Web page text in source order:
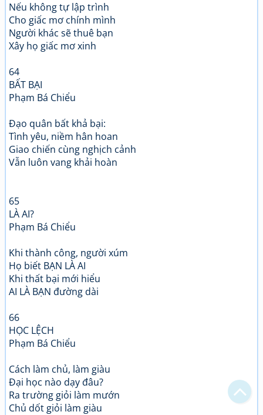
Nếu không tự lập trình
Cho giấc mơ chính mình
Người khác sẽ thuê bạn
Xây họ giấc mơ xinh
64
BẤT BẠI
Phạm Bá Chiểu
Đạo quân bất khả bại:
Tình yêu, niềm hân hoan
Giao chiến cùng nghịch cảnh
Vẫn luôn vang khải hoàn
65
LÀ AI?
Phạm Bá Chiểu
Khi thành công, người xúm
Họ biết BẠN LÀ AI
Khi thất bại mới hiểu
AI LÀ BẠN đường dài
66
HỌC LỆCH
Phạm Bá Chiểu
Cách làm chủ, làm giàu
Đại học nào dạy đâu?
Ra trường giỏi làm mướn
Chủ dốt giỏi làm giàu
Không hiện lại
Bạn bị lạc trong Thi Viện vì có nội dung quá đồ sộ?